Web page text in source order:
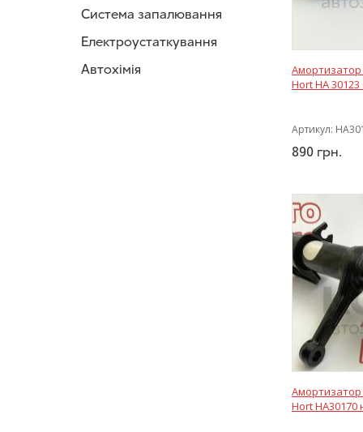
Система запалювання
Електроустаткування
Автохімія
Амортизатор
Hort HA
Артикул:
890 грн.
Hort HA30170